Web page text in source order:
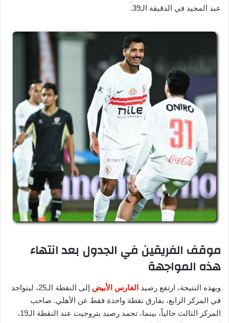
عبد المجيد في الدقيقة الـ39.
موقف الفريقين في الجدول بعد انتهاء
هذه المواجهة
وبهذه النتيجة، ارتفع رصيد الفارس الأبيض
إلى النقطة الـ25، ليتواجد
في المركز الرابع، بفارق نقطة واحدة فقط عن الأهلي. صاحب
المركز الثالث حالياً، بينما، تجمد رصيد بتروجيت عند النقطة الـ19،